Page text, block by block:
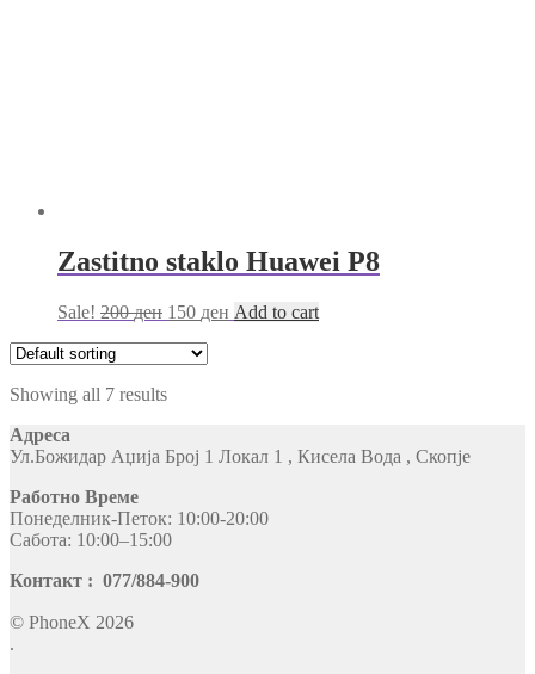
Zastitno staklo Huawei P8
Sale! 200ден 150 ден Add to cart
Showing all 7 results
Адреса
Ул.Божидар Аџија Број 1 Локал 1 , Кисела Вода , Скопје
Работно Време
Понеделник-Петок: 10:00-20:00
Сабота: 10:00–15:00
Контакт : 077/884-900
© PhoneX 2026
.